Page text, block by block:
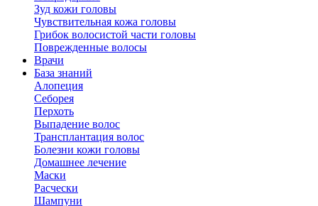
Зуд кожи головы
Чувствительная кожа головы
Грибок волосистой части головы
Поврежденные волосы
Врачи
База знаний
Алопеция
Себорея
Перхоть
Выпадение волос
Трансплантация волос
Болезни кожи головы
Домашнее лечение
Маски
Расчески
Шампуни